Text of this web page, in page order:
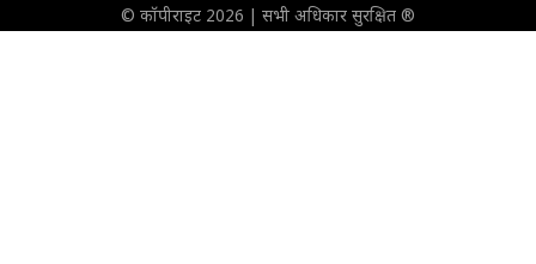
© कॉपीराइट 2026 | सभी अधिकार सुरक्षित ®